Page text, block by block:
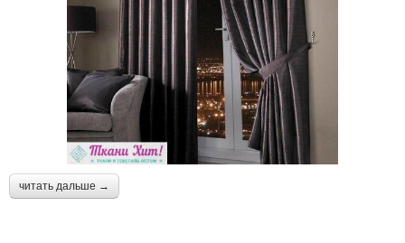
читать дальше →